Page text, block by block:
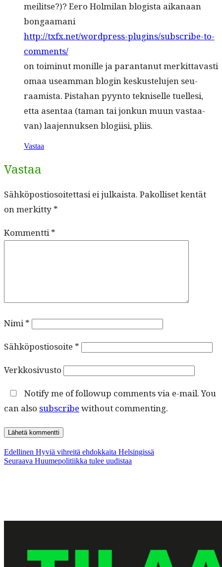
meil­itse?)? Eero Holmi­lan blo­gista aikanaan
bongaamani
http://txfx.net/wordpress-plugins/subscribe-to-
comments/
on toimin­ut monille ja paran­tanut merkit­tavasti
omaa use­am­man blo­gin keskustelu­jen seu­
raamista. Pis­ta­han pyyn­to tekniselle tuelle­si,
etta asen­taa (taman tai jonkun muun vas­taa­
van) laa­jen­nuk­sen blogi­isi, pliis.
Vastaa
Vastaa
Sähköpostiosoitettasi ei julkaista. Pakolliset kentät
on merkitty *
Kommentti*
Nimi*
Sähköpostiosoite *
Verkkosivusto
Notify me of followup comments via e-mail. You
can also subscribe without commenting.
Artikkelien
Edellinen Edellinen
artikkeli:
Hyviä vihreitä ehdokkaita Helsingissä
Seuraava Seuraava
Huumepolitiikka tulee uudistaa